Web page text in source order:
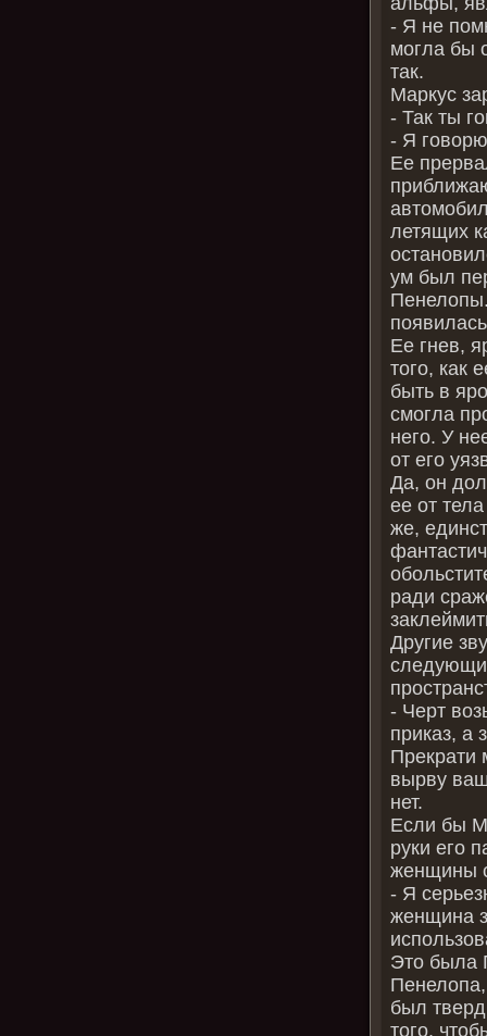
‑ Я не
могла бы
так.
Маркус
‑ Так ты
‑ Я
Ее
летящих
ум был
Ее гнев,
того, как
быть в
смогла
него. У
от его
Да, он
ее от
же,
ради
Другие
‑ Черт
приказ, а
Прекрати
вырву
нет.
Если бы
руки его
женщины
‑ Я
женщина
Это была
был
того,